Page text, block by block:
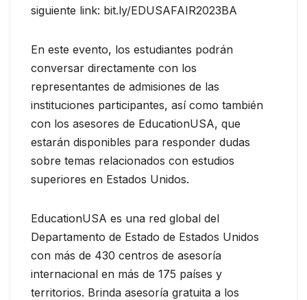
siguiente link: bit.ly/EDUSAFAIR2023BA
En este evento, los estudiantes podrán
conversar directamente con los
representantes de admisiones de las
instituciones participantes, así como también
con los asesores de EducationUSA, que
estarán disponibles para responder dudas
sobre temas relacionados con estudios
superiores en Estados Unidos.
EducationUSA es una red global del
Departamento de Estado de Estados Unidos
con más de 430 centros de asesoría
internacional en más de 175 países y
territorios. Brinda asesoría gratuita a los